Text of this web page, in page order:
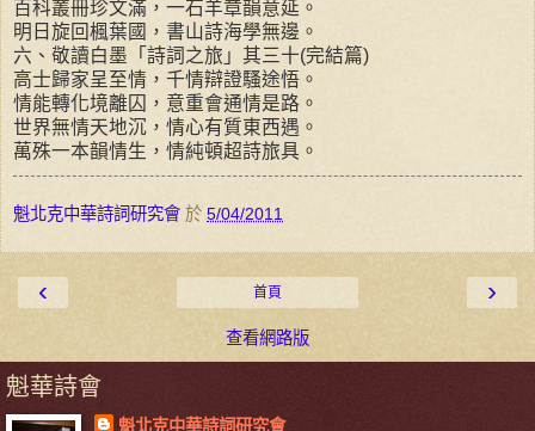
百科叢冊珍文滿，一石羊章韻意延。
明日旋回楓葉國，書山詩海學無邊。
六、敬讀白墨「詩詞之旅」其三十(完結篇)
高士歸家呈至情，千情辯證騷途悟。
情能轉化境離囚，意重會通情是路。
世界無情天地沉，情心有質東西遇。
萬殊一本韻情生，情純頓超詩旅具。
魁北克中華詩詞研究會 於 5/04/2011
‹ ›
首頁
查看網路版
魁華詩會
魁北克中華詩詞研究會